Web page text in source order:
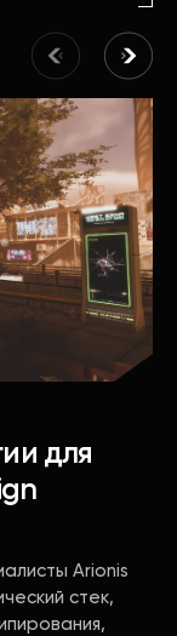
для
Arionis
стек,